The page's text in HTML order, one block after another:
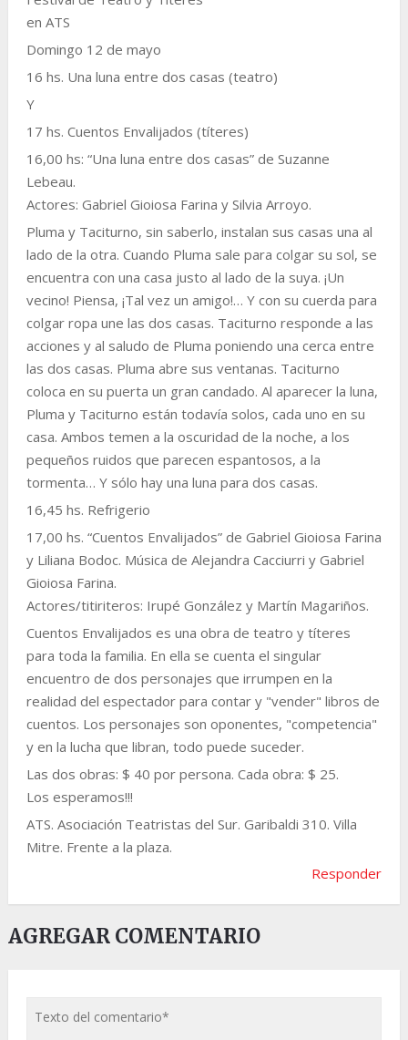
en ATS
Domingo 12 de mayo
16 hs. Una luna entre dos casas (teatro)
Y
17 hs. Cuentos Envalijados (títeres)
16,00 hs: “Una luna entre dos casas” de Suzanne
Lebeau.
Actores: Gabriel Gioiosa Farina y Silvia Arroyo.
Pluma y Taciturno, sin saberlo, instalan sus casas una al
lado de la otra. Cuando Pluma sale para colgar su sol, se
encuentra con una casa justo al lado de la suya. ¡Un
vecino! Piensa, ¡Tal vez un amigo!… Y con su cuerda para
colgar ropa une las dos casas. Taciturno responde a las
acciones y al saludo de Pluma poniendo una cerca entre
las dos casas. Pluma abre sus ventanas. Taciturno
coloca en su puerta un gran candado. Al aparecer la luna,
Pluma y Taciturno están todavía solos, cada uno en su
casa. Ambos temen a la oscuridad de la noche, a los
pequeños ruidos que parecen espantosos, a la
tormenta… Y sólo hay una luna para dos casas.
16,45 hs. Refrigerio
17,00 hs. “Cuentos Envalijados” de Gabriel Gioiosa Farina
y Liliana Bodoc. Música de Alejandra Cacciurri y Gabriel
Gioiosa Farina.
Actores/titiriteros: Irupé González y Martín Magariños.
Cuentos Envalijados es una obra de teatro y títeres
para toda la familia. En ella se cuenta el singular
encuentro de dos personajes que irrumpen en la
realidad del espectador para contar y "vender" libros de
cuentos. Los personajes son oponentes, "competencia"
y en la lucha que libran, todo puede suceder.
Las dos obras: $ 40 por persona. Cada obra: $ 25.
Los esperamos!!!
ATS. Asociación Teatristas del Sur. Garibaldi 310. Villa
Mitre. Frente a la plaza.
Responder
AGREGAR COMENTARIO